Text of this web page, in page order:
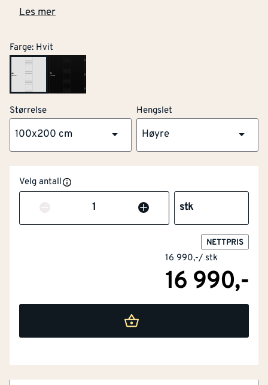
Les mer
Farge: Hvit
Størrelse
100x200 cm
Hengslet
Høyre
Velg antall
Antall stk
NETTPRIS
16 990,-/ stk
16 990,-
101294701